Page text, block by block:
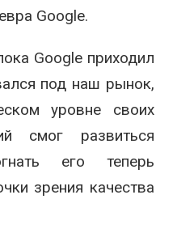
Google.
Google приходил
под наш рынок,
уровне своих
смог развиться
его теперь
зрения качества